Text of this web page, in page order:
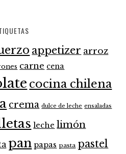
appetizer arroz
carne cena
cocina chilena
crema dulce de leche ensaladas
leche limón
pan papas pasta pastel